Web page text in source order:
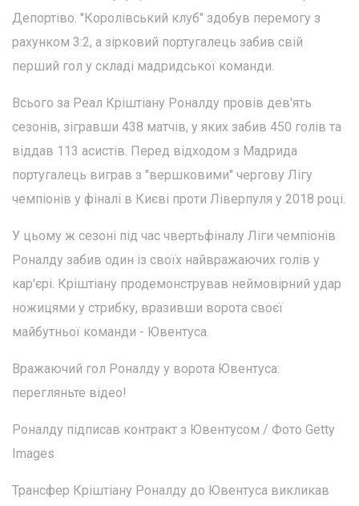
Депортіво. "Королівський клуб" здобув перемогу з
рахунком 3:2, а зірковий португалець забив свій
перший гол у складі мадридської команди.
Всього за Реал Кріштіану Роналду провів дев'ять
сезонів, зігравши 438 матчів, у яких забив 450 голів та
віддав 113 асистів. Перед відходом з Мадрида
португалець виграв з "вершковими" чергову Лігу
чемпіонів у фіналі в Києві проти Ліверпуля у 2018 році.
У цьому ж сезоні під час чвертьфіналу Ліги чемпіонів
Роналду забив один із своїх найвражаючих голів у
кар'єрі. Кріштіану продемонстрував неймовірний удар
ножицями у стрибку, вразивши ворота своєї
майбутньої команди - Ювентуса.
Вражаючий гол Роналду у ворота Ювентуса:
перегляньте відео!
Роналду підписав контракт з Ювентусом / Фото Getty
Images
Трансфер Кріштіану Роналду до Ювентуса викликав